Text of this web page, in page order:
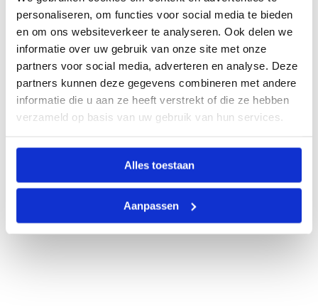
personaliseren, om functies voor social media te bieden
en om ons websiteverkeer te analyseren. Ook delen we
informatie over uw gebruik van onze site met onze
partners voor social media, adverteren en analyse. Deze
partners kunnen deze gegevens combineren met andere
informatie die u aan ze heeft verstrekt of die ze hebben
verzameld op basis van uw gebruik van hun services.
Alles toestaan
Aanpassen